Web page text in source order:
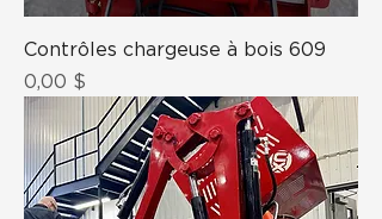
Contrôles chargeuse à bois 609
Prix
0,00 $